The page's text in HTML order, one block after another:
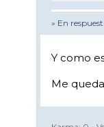
» En
Y como
Me